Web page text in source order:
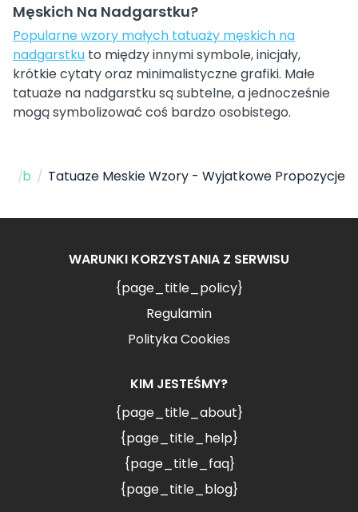
Męskich Na Nadgarstku?
Popularne wzory małych tatuaży męskich na
nadgarstku to między innymi symbole, inicjały,
krótkie cytaty oraz minimalistyczne grafiki. Małe
tatuaże na nadgarstku są subtelne, a jednocześnie
mogą symbolizować coś bardzo osobistego.
Strona Główna
/ blog/ Tatuaze Meskie Wzory - Wyjatkowe Propozycje
WARUNKI KORZYSTANIA Z SERWISU
{page_title_policy}
Regulamin
Polityka Cookies
KIM JESTEŚMY?
{page_title_about}
{page_title_help}
{page_title_faq}
{page_title_blog}